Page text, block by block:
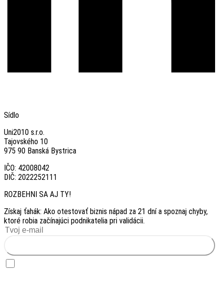
Sídlo
Uni2010 s.r.o.
Tajovského 10
975 90 Banská Bystrica
IČO: 42008042
DIČ: 2022252111
ROZBEHNI SA AJ TY!
Získaj ťahák: Ako otestovať biznis nápad za 21 dní a spoznaj chyby,
ktoré robia začínajúci podnikatelia pri validácii.